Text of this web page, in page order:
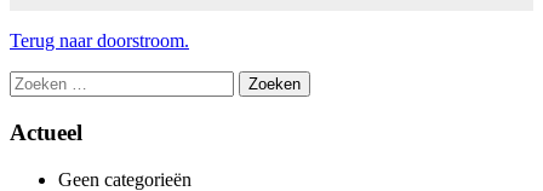
Terug naar doorstroom.
Zoeken
naar:
Actueel
Geen categorieën